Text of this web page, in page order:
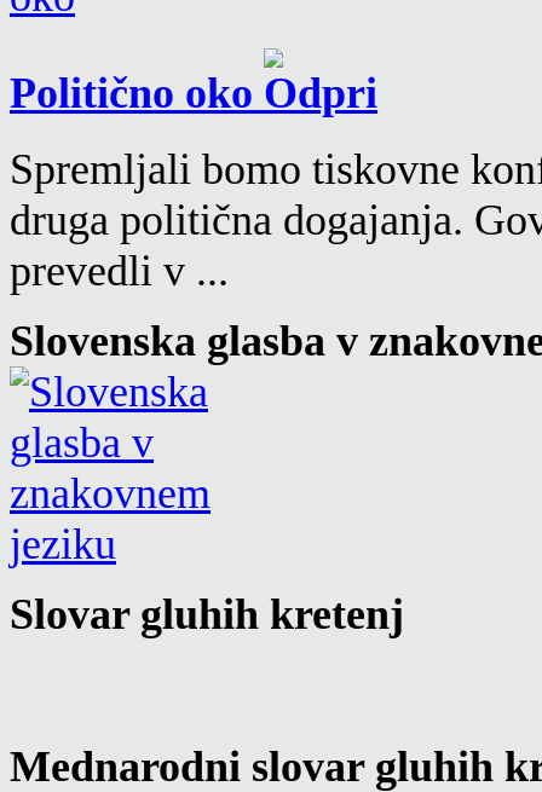
Politično oko
Spremljali bomo tiskovne
druga politična dogajanja.
prevedli v ...
Slovenska glasba v
Slovar gluhih kretenj
Mednarodni slovar gluhih